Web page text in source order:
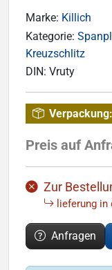
Marke: Killich
Kategorie:
Kreuzschlitz
DIN: Vruty
Verpackung:
Preis auf
Zur
lieferung in
Anfragen